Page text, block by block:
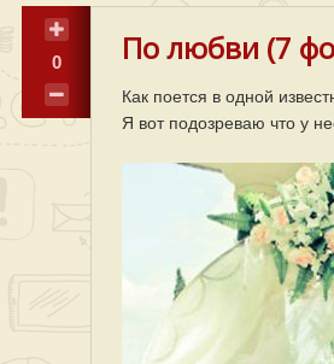
0 По любви (7
Как поется в одной
Я вот подозреваю что у